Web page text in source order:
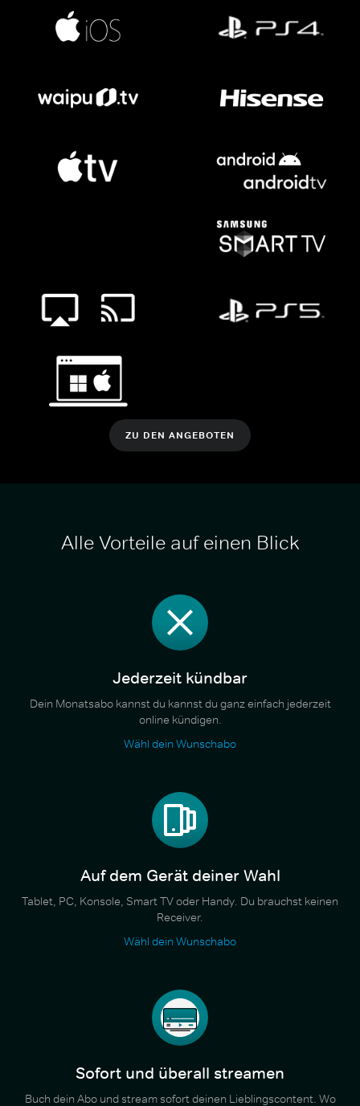
ZU DEN ANGEBOTEN
Alle Vorteile auf einen Blick
Jederzeit kündbar
Dein Monatsabo kannst du kannst du ganz einfach jederzeit
online kündigen.
Wähl dein Wunschabo
Auf dem Gerät deiner Wahl
Tablet, PC, Konsole, Smart TV oder Handy. Du brauchst keinen
Receiver.
Wähl dein Wunschabo
Sofort und überall streamen
Buch dein Abo und stream sofort deinen Lieblingscontent. Wo